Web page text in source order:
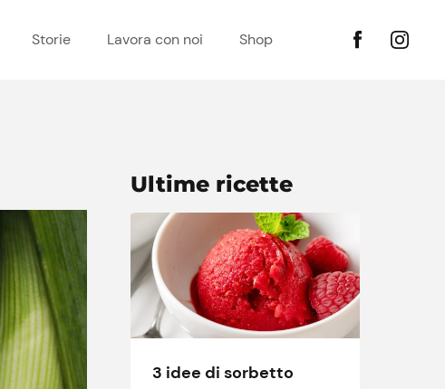
Storie Lavora con noi Shop
Ultime ricette
3 idee di sorbetto